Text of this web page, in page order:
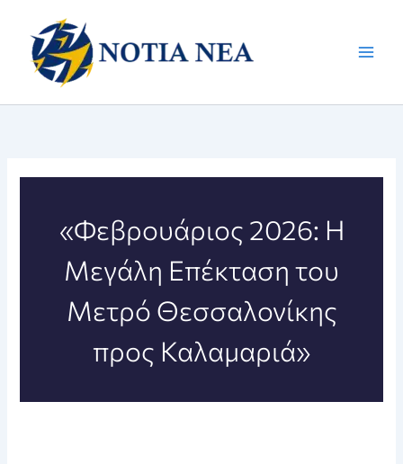
περιεχόμενο
«Φεβρουάριος 2026: Η
Μεγάλη Επέκταση του
Μετρό Θεσσαλονίκης
προς Καλαμαριά»